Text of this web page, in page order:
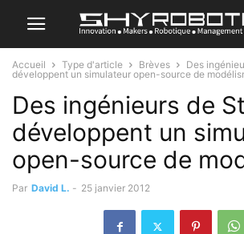
Accueil Type d'article Brèves
Des
développent un simulateur open-source de
Des ingénieurs de
développent un
open-source de
Par David L. - 25 janvier 2012